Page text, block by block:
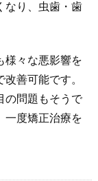
なり、虫歯・歯
様々な悪影響を
善可能です。
の問題もそうで
一度矯正治療を